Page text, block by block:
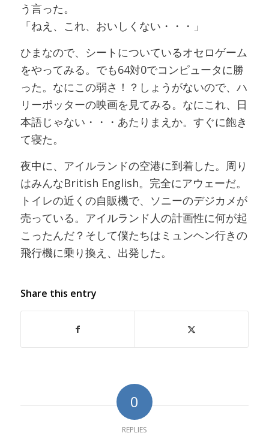
う言った。
「ねえ、これ、おいしくない・・・」
ひまなので、シートについているオセロゲーム
をやってみる。でも64対0でコンピュータに勝
った。なにこの弱さ！？しょうがないので、ハ
リーポッターの映画を見てみる。なにこれ、日
本語じゃない・・・あたりまえか。すぐに飽き
て寝た。
夜中に、アイルランドの空港に到着した。周り
はみんなBritish English。完全にアウェーだ。
トイレの近くの自販機で、ソニーのデジカメが
売っている。アイルランド人の計画性に何が起
こったんだ？そして僕たちはミュンヘン行きの
飛行機に乗り換え、出発した。
Share this entry
0
REPLIES